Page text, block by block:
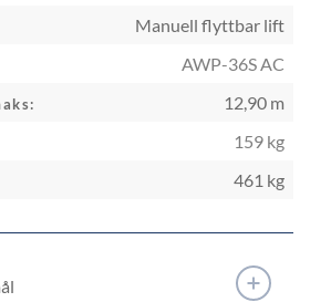
Manuell flyttbar lift
AWP-36S AC
12,90 m
159 kg
461 kg